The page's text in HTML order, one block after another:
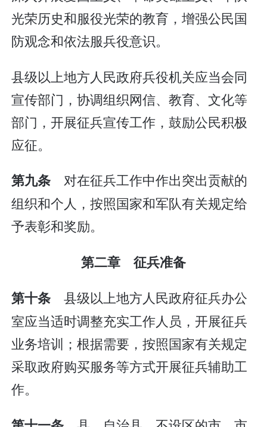
光荣历史和服役光荣的教育，增强公民国
防观念和依法服兵役意识。
县级以上地方人民政府兵役机关应当会同
宣传部门，协调组织网信、教育、文化等
部门，开展征兵宣传工作，鼓励公民积极
应征。
第九条 对在征兵工作中作出突出贡献的
组织和个人，按照国家和军队有关规定给
予表彰和奖励。
第二章 征兵准备
第十条 县级以上地方人民政府征兵办公
室应当适时调整充实工作人员，开展征兵
业务培训；根据需要，按照国家有关规定
采取政府购买服务等方式开展征兵辅助工
作。